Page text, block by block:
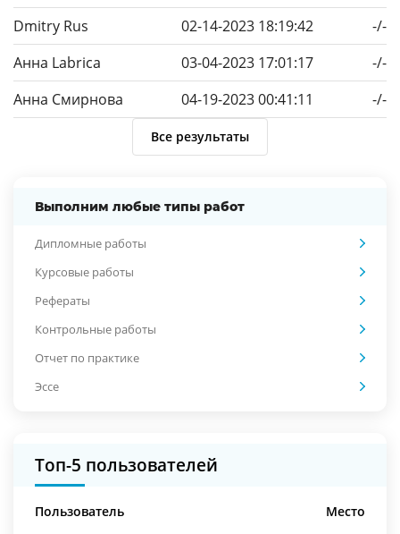
Dmitry Rus
02-14-2023 18:19:42
-/-
Анна Labrica
03-04-2023 17:01:17
-/-
Анна Смирнова
04-19-2023 00:41:11 -/-
Все результаты
Выполним любые типы работ
Дипломные работы
Курсовые работы
Рефераты
Контрольные работы
Отчет по практике
Эссе
Топ-5 пользователей
Пользователь Место